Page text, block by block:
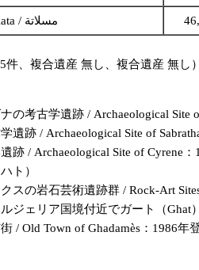
ムサラータ / Msallata / مسلاتة
、複合遺産 無し、複合遺産 無し）
の考古学遺跡 / Archaeological
遺跡 / Archaeological Site of
跡 / Archaeological Site of Cyrene
ト）
スの岩石芸術遺跡群 / Rock-Art
ジェリア国境付近でガート（Ghat
/ Old Town of Ghadamès：1986